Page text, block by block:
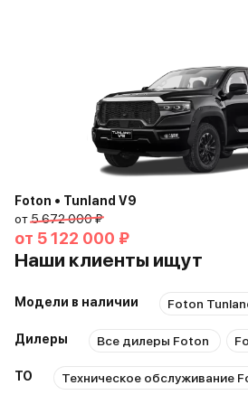
Foton • Tunland V9
от5 672 000 ₽
от 5 122 000 ₽
Наши клиенты ищут
Модели в наличии Foton
Дилеры Все дилеры Foton
ТО Техническое обслуживание